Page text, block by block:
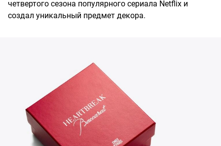
четвертого сезона популярного сериала Netflix и
создал уникальный предмет декора.